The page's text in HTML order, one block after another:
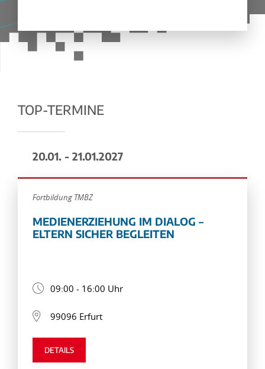
TOP-TERMINE
20.01. - 21.01.2027
Fortbildung TMBZ
MEDIENERZIEHUNG IM DIALOG –
ELTERN SICHER BEGLEITEN
09:00 - 16:00 Uhr
99096 Erfurt
DETAILS